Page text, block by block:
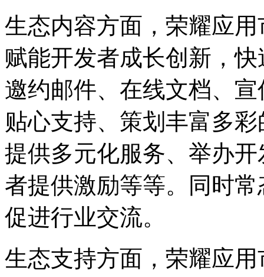
生态内容方面，荣耀应
赋能开发者成长创新，
邀约邮件、在线文档、
贴心支持、策划丰富多
提供多元化服务、举办
者提供激励等等。同时
促进行业交流。
生态支持方面，荣耀应